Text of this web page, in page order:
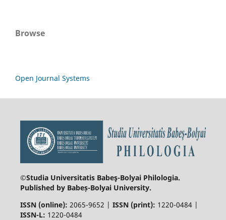
Browse
Open Journal Systems
©Studia Universitatis Babeş-Bolyai Philologia.
Published by Babeș-Bolyai University.
ISSN (online): 2065-9652 | ISSN (print): 1220-0484 |
ISSN-L: 1220-0484